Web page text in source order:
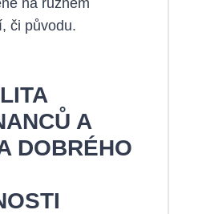
či původu.
A
DOBRÉHO